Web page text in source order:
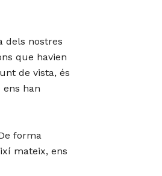
dels nostres
que havien
de vista, és
han
forma
mateix, ens